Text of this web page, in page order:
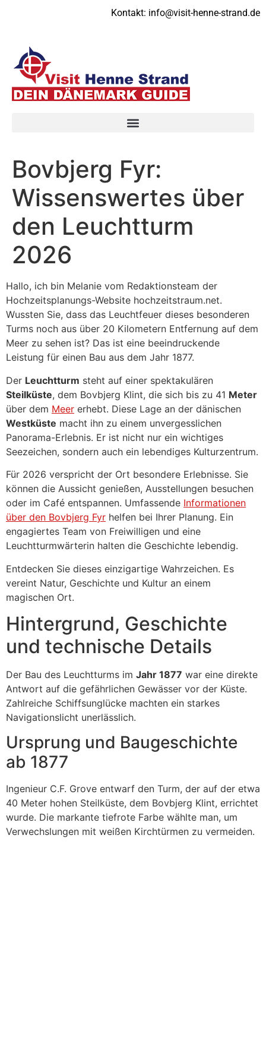
Kontakt: info@visit-henne-strand.de
Bovbjerg Fyr:
Wissenswertes über
den Leuchtturm
2026
Hallo, ich bin Melanie vom Redaktionsteam der
Hochzeitsplanungs-Website hochzeitstraum.net.
Wussten Sie, dass das Leuchtfeuer dieses besonderen
Turms noch aus über 20 Kilometern Entfernung auf dem
Meer zu sehen ist? Das ist eine beeindruckende
Leistung für einen Bau aus dem Jahr 1877.
Der Leuchtturm steht auf einer spektakulären
Steilküste, dem Bovbjerg Klint, die sich bis zu 41 Meter
über dem Meer erhebt. Diese Lage an der dänischen
Westküste macht ihn zu einem unvergesslichen
Panorama-Erlebnis. Er ist nicht nur ein wichtiges
Seezeichen, sondern auch ein lebendiges Kulturzentrum.
Für 2026 verspricht der Ort besondere Erlebnisse. Sie
können die Aussicht genießen, Ausstellungen besuchen
oder im Café entspannen. Umfassende Informationen
über den Bovbjerg Fyr helfen bei Ihrer Planung. Ein
engagiertes Team von Freiwilligen und eine
Leuchtturmwärterin halten die Geschichte lebendig.
Entdecken Sie dieses einzigartige Wahrzeichen. Es
vereint Natur, Geschichte und Kultur an einem
magischen Ort.
Hintergrund, Geschichte
und technische Details
Der Bau des Leuchtturms im Jahr 1877 war eine direkte
Antwort auf die gefährlichen Gewässer vor der Küste.
Zahlreiche Schiffsunglücke machten ein starkes
Navigationslicht unerlässlich.
Ursprung und Baugeschichte
ab 1877
Ingenieur C.F. Grove entwarf den Turm, der auf der etwa
40 Meter hohen Steilküste, dem Bovbjerg Klint, errichtet
wurde. Die markante tiefrote Farbe wählte man, um
Verwechslungen mit weißen Kirchtürmen zu vermeiden.